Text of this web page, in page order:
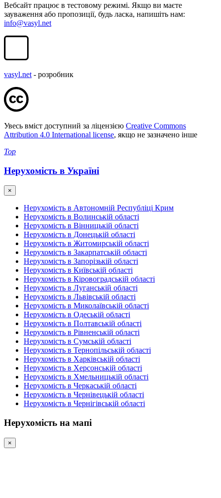
Вебсайт працює в тестовому режимі. Якщо ви маєте
зауваження або пропозиції, будь ласка, напишіть нам:
info@vasyl.net
vasyl.net - розробник
Увесь вміст доступний за ліцензією Creative Commons
Attribution 4.0 International license, якщо не зазначено інше
Top
Нерухомість в Україні
×
Нерухомість в Автономній Республіці Крим
Нерухомість в Волинській області
Нерухомість в Вінницькій області
Нерухомість в Донецькій області
Нерухомість в Житомирській області
Нерухомість в Закарпатській області
Нерухомість в Запорізькій області
Нерухомість в Київській області
Нерухомість в Кіровоградській області
Нерухомість в Луганській області
Нерухомість в Львівській області
Нерухомість в Миколаївській області
Нерухомість в Одеській області
Нерухомість в Полтавській області
Нерухомість в Рівненській області
Нерухомість в Сумській області
Нерухомість в Тернопільській області
Нерухомість в Харківській області
Нерухомість в Херсонській області
Нерухомість в Хмельницькій області
Нерухомість в Черкаській області
Нерухомість в Чернівецькій області
Нерухомість в Чернігівській області
Нерухомість на мапі
×